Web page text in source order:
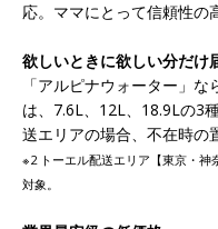
応。ママにとって信頼性の
欲しいときに欲しい分だけ
「アルピナウォーター」
は、7.6L、12L、18.9Lの3
送エリアの場合、不在時の
※2 トーエル配送エリア【東京・神
対象。